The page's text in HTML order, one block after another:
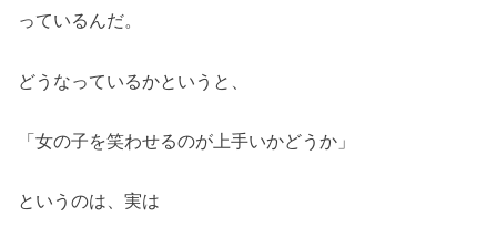
っているんだ。
どうなっているかというと、
「女の子を笑わせるのが上手いかどうか」
というのは、実は